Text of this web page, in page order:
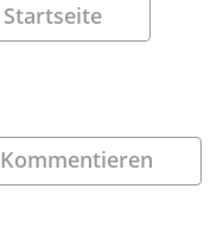
Startseite
Kommentieren